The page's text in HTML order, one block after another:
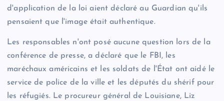
d'application de la loi aient déclaré au Guardian qu'ils
pensaient que l'image était authentique.
Les responsables n'ont posé aucune question lors de la
conférence de presse, a déclaré que le FBI, les
maréchaux américains et les soldats de l'État ont aidé le
service de police de la ville et les députés du shérif pour
les réfugiés. Le procureur général de Louisiane, Liz